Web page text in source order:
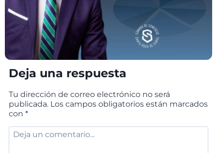
Deja una respuesta
Tu dirección de correo electrónico no será
publicada. Los campos obligatorios están marcados
con *